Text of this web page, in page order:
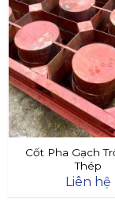
Cốt Pha Gạch
Thép
Liên hệ